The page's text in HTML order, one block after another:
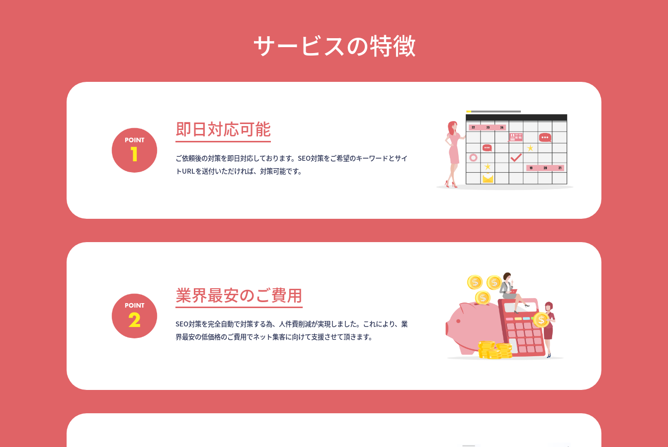
サービスの特徴
即日対応可能
ご依頼後の対策を即日対応しております。SEO対策をご希望のキーワードとサイ
トURLを送付いただければ、対策可能です。
業界最安のご費用
SEO対策を完全自動で対策する為、人件費削減が実現しました。これにより、業
界最安の低価格のご費用でネット集客に向けて支援させて頂きます。